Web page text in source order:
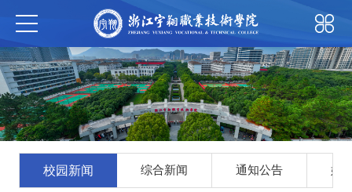
校园新闻 综合新闻 通知公告 媒